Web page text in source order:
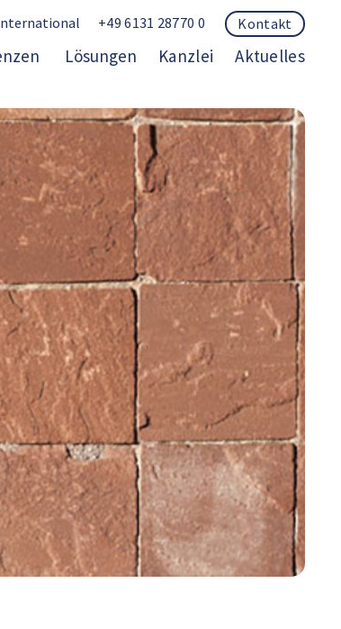
+49 6131 28770 0 Kontakt
Lösungen Kanzlei Aktuelles